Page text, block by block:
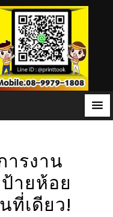
ารงาน
ายห้อย
ที่เดียว!